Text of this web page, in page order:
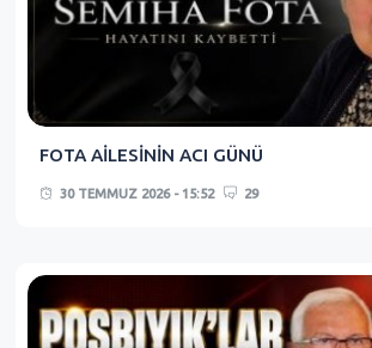
FOTA AİLESİNİN ACI GÜNÜ
30 TEMMUZ 2026 - 15:52 29